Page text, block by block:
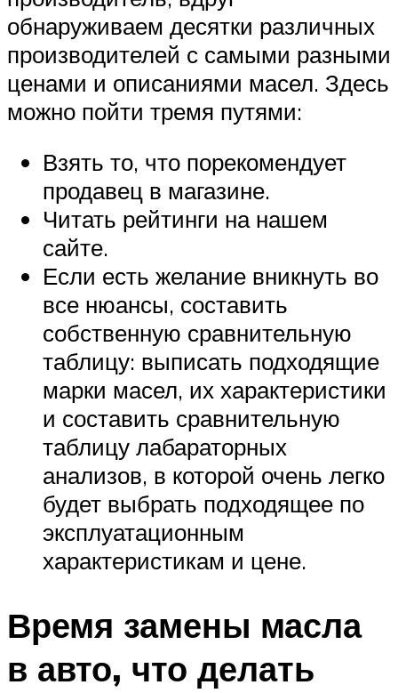
обнаруживаем десятки различных
производителей с самыми разными
ценами и описаниями масел. Здесь
можно пойти тремя путями:
Взять то, что порекомендует
продавец в магазине.
Читать рейтинги на нашем
сайте.
Если есть желание вникнуть во
все нюансы, составить
собственную сравнительную
таблицу: выписать подходящие
марки масел, их характеристики
и составить сравнительную
таблицу лабараторных
анализов, в которой очень легко
будет выбрать подходящее по
эксплуатационным
характеристикам и цене.
Время замены масла
в авто, что делать